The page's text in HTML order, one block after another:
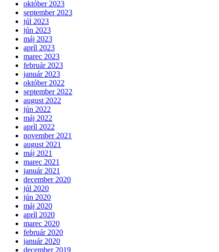
október 2023
september 2023
júl 2023
jún 2023
máj 2023
apríl 2023
marec 2023
február 2023
január 2023
október 2022
september 2022
august 2022
jún 2022
máj 2022
apríl 2022
november 2021
august 2021
máj 2021
marec 2021
január 2021
december 2020
júl 2020
jún 2020
máj 2020
apríl 2020
marec 2020
február 2020
január 2020
december 2019